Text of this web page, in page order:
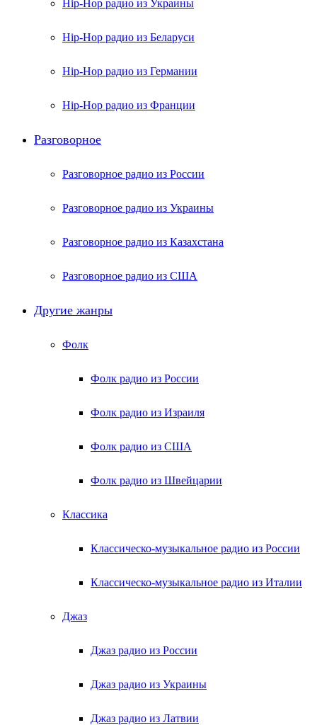
Hip-Hop радио из Украины
Hip-Hop радио из Беларуси
Hip-Hop радио из Германии
Hip-Hop радио из Франции
Разговорное
Разговорное радио из России
Разговорное радио из Украины
Разговорное радио из Казахстана
Разговорное радио из США
Другие жанры
Фолк
Фолк радио из России
Фолк радио из Израиля
Фолк радио из США
Фолк радио из Швейцарии
Классика
Классическо-музыкальное радио из России
Классическо-музыкальное радио из Италии
Джаз
Джаз радио из России
Джаз радио из Украины
Джаз радио из Латвии